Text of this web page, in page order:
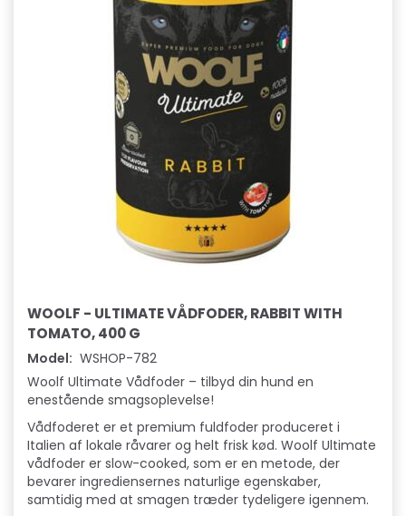
WOOLF - ULTIMATE VÅDFODER, RABBIT WITH
TOMATO, 400 G
Model: WSHOP-782
Woolf Ultimate Vådfoder – tilbyd din hund en
enestående smagsoplevelse!
Vådfoderet er et premium fuldfoder produceret i
Italien af lokale råvarer og helt frisk kød. Woolf Ultimate
vådfoder er slow-cooked, som er en metode, der
bevarer ingrediensernes naturlige egenskaber,
samtidig med at smagen træder tydeligere igennem.